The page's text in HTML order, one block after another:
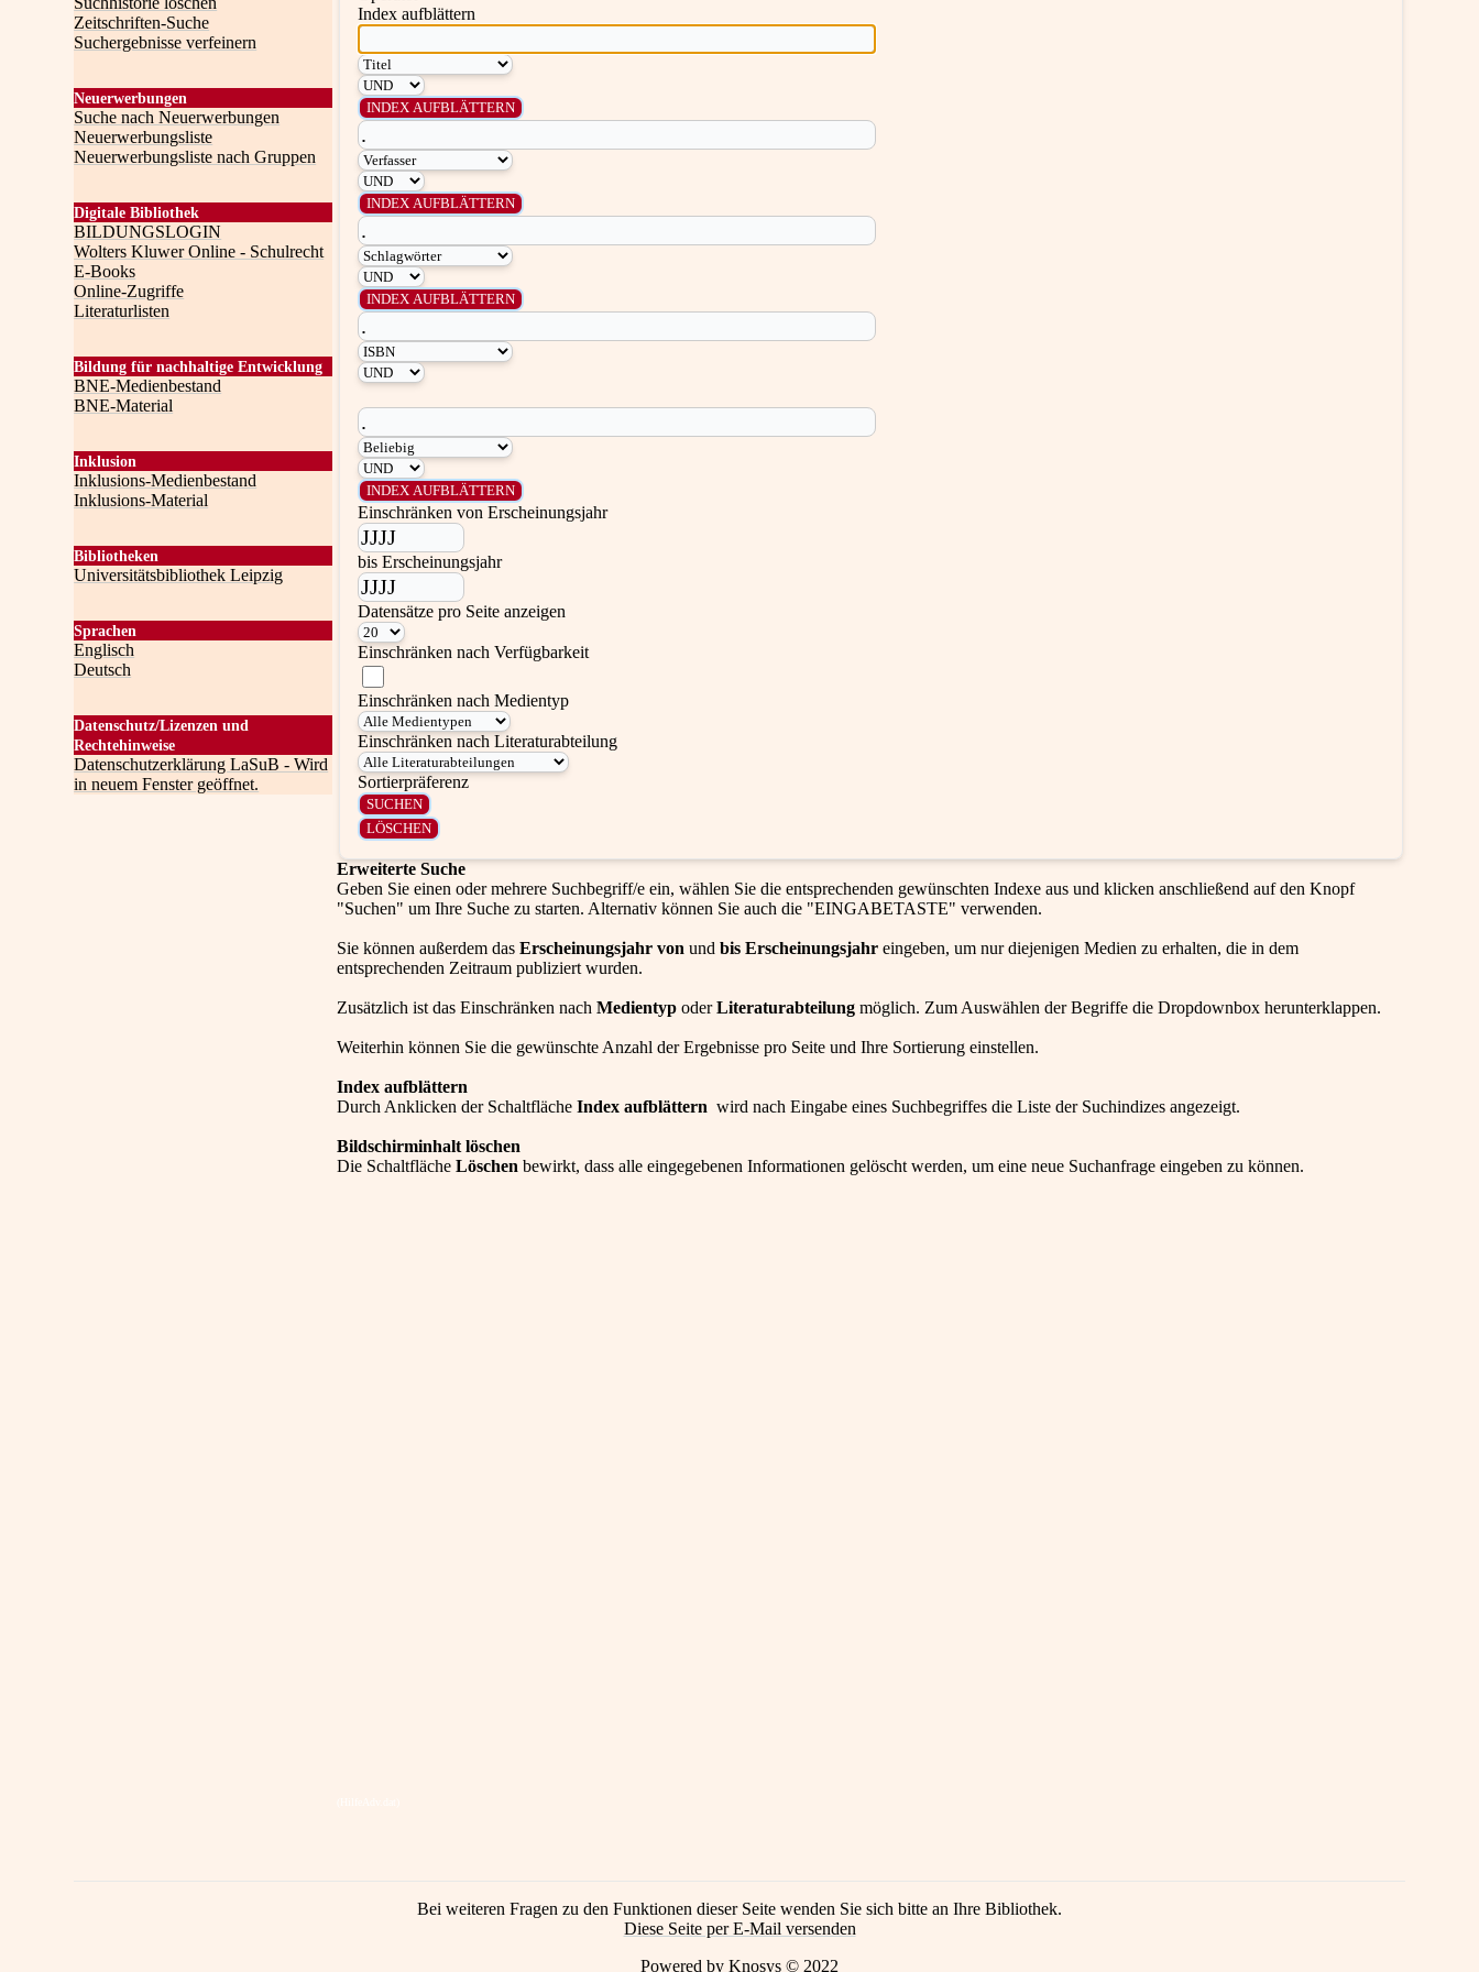
Zeitschriften-Suche
Suchergebnisse verfeinern
Neuerwerbungen
Suche nach Neuerwerbungen
Neuerwerbungsliste
Neuerwerbungsliste nach Gruppen
Digitale Bibliothek
BILDUNGSLOGIN
Wolters Kluwer Online - Schulrecht
E-Books
Online-Zugriffe
Literaturlisten
Bildung für nachhaltige Entwicklung
BNE-Medienbestand
BNE-Material
Inklusion
Inklusions-Medienbestand
Inklusions-Material
Bibliotheken
Universitätsbibliothek Leipzig
Sprachen
Englisch
Deutsch
Datenschutz/Lizenzen und
Rechtehinweise
Datenschutzerklärung LaSuB - Wird
in neuem Fenster geöffnet.
Index aufblättern
Einschränken von Erscheinungsjahr
bis Erscheinungsjahr
Datensätze pro Seite anzeigen
Einschränken nach Verfügbarkeit
Einschränken nach Medientyp
Einschränken nach Literaturabteilung
Sortierpräferenz
Erweiterte Suche
Geben Sie einen oder mehrere Suchbegriff/e ein, wählen Sie die entsprechenden gewünschten Indexe aus und klicken anschließend auf den Knopf
"Suchen" um Ihre Suche zu starten. Alternativ können Sie auch die "EINGABETASTE" verwenden.
Sie können außerdem das Erscheinungsjahr von und bis Erscheinungsjahr eingeben, um nur diejenigen Medien zu erhalten, die in dem
entsprechenden Zeitraum publiziert wurden.
Zusätzlich ist das Einschränken nach MedientypoderLiteraturabteilungmöglich. Zum Auswählen der Begriffe die Dropdownbox herunterklappen.
Weiterhin können Sie die gewünschte Anzahl der Ergebnisse pro Seite und Ihre Sortierung einstellen.
Index aufblättern
Durch Anklicken der Schaltfläche Index aufblättern wird nach Eingabe eines Suchbegriffes die Liste der Suchindizes angezeigt.
Bildschirminhalt löschen
Die Schaltfläche Löschen bewirkt, dass alle eingegebenen Informationen gelöscht werden, um eine neue Suchanfrage eingeben zu können.
Bei weiteren Fragen zu den Funktionen dieser Seite wenden Sie sich bitte an Ihre Bibliothek.
Diese Seite per E-Mail versenden
Powered by Knosys © 2022